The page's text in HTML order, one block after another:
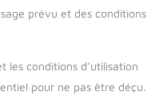
prévu et des conditions
les conditions d’utilisation
pour ne pas être déçu.